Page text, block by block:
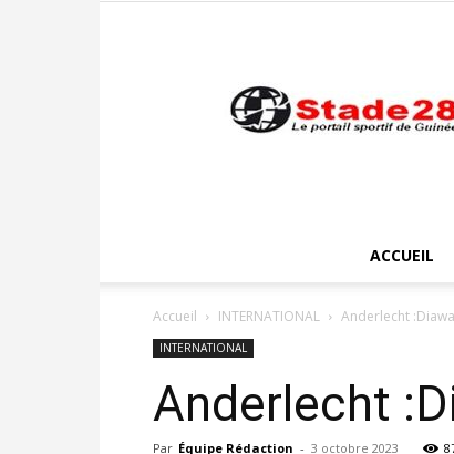
ACCUEIL
Accueil INTERNATIONAL Anderlecht
INTERNATIONAL
Anderlecht
Par Équipe Rédaction - 3 octobre 2023